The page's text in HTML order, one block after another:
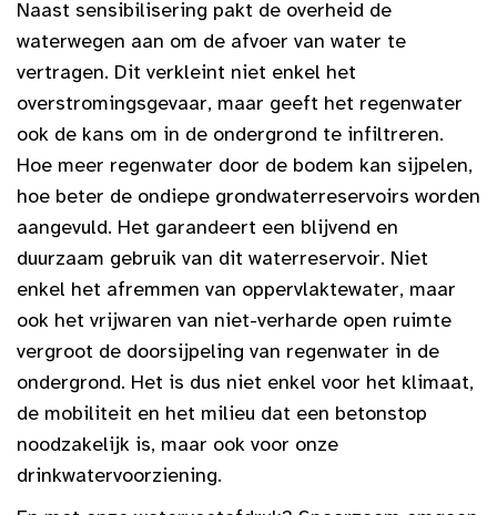
Naast sensibilisering pakt de overheid de
waterwegen aan om de afvoer van water te
vertragen. Dit verkleint niet enkel het
overstromingsgevaar, maar geeft het regenwater
ook de kans om in de ondergrond te infiltreren.
Hoe meer regenwater door de bodem kan sijpelen,
hoe beter de ondiepe grondwaterreservoirs worden
aangevuld. Het garandeert een blijvend en
duurzaam gebruik van dit waterreservoir. Niet
enkel het afremmen van oppervlaktewater, maar
ook het vrijwaren van niet-verharde open ruimte
vergroot de doorsijpeling van regenwater in de
ondergrond. Het is dus niet enkel voor het klimaat,
de mobiliteit en het milieu dat een betonstop
noodzakelijk is, maar ook voor onze
drinkwatervoorziening.